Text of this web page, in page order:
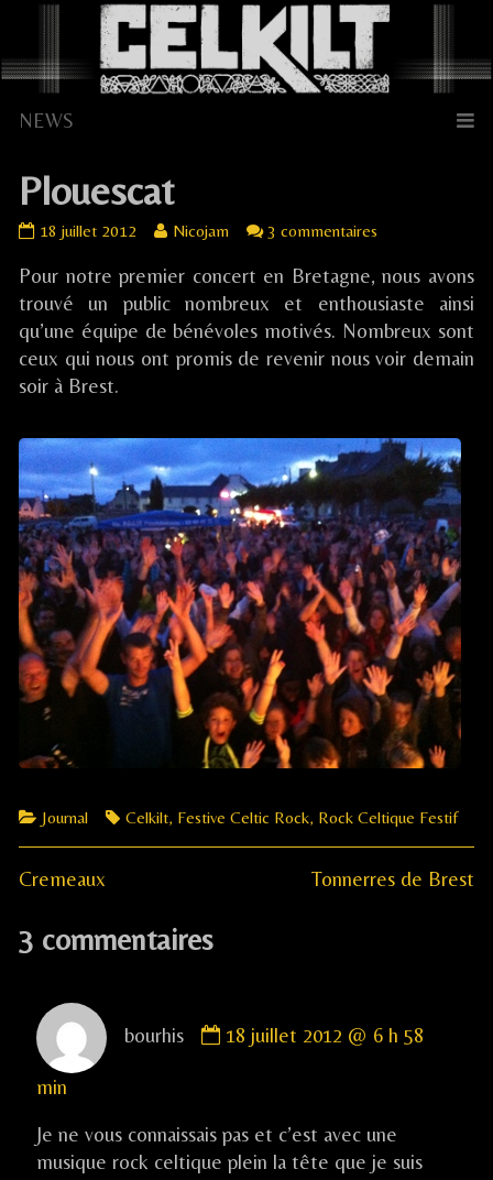
content
Plouescat
Plouescat
on
18 juillet 2012
Read
posts
by
the
of
Nicojam 3 commentaires
Pour notre premier concert en Bretagne, nous avons
trouvé un public nombreux et enthousiaste ainsi
qu’une équipe de bénévoles motivés. Nombreux sont
ceux qui nous ont promis de revenir nous voir demain
soir à Brest.
Categories
Journal Tags
Celkilt, Festive Celtic Rock, Rock Celtique Festif
Navigation
de
Previous
Cremeaux
Next
Tonnerres de Brest
3 commentaires
bourhis
by
18 juillet 2012 @ 6 h 58
min
Je ne vous connaissais pas et c’est avec une
musique rock celtique plein la tête que je suis